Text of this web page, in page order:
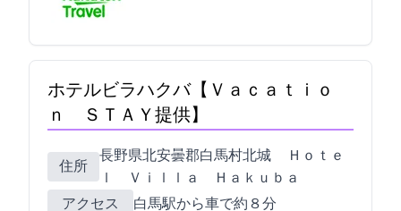
ホテルビラハクバ【Ｖａｃａｔｉｏ
ｎ ＳＴＡＹ提供】
住所
長野県北安曇郡白馬村北城4777 Ｈｏｔｅ
ｌ Ｖｉｌｌａ Ｈａｋｕｂａ
アクセス
白馬駅から車で約８分